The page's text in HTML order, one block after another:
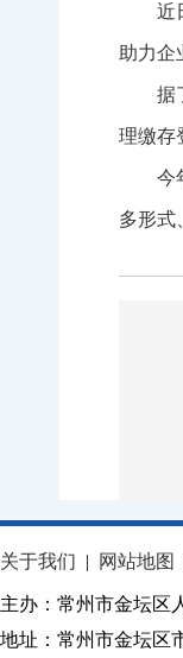
近
助力企
据
理缴存
今
多形式
关于我们 | 网站地图
主办：常州市金坛区
地址：常州市金坛区